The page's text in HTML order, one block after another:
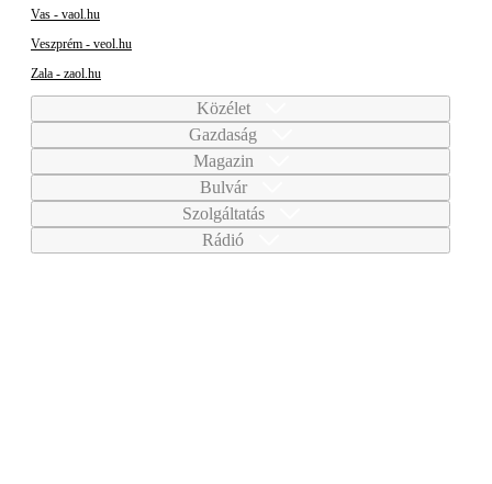
Vas - vaol.hu
Veszprém - veol.hu
Zala - zaol.hu
Közélet
Gazdaság
Magazin
Bulvár
Szolgáltatás
Rádió